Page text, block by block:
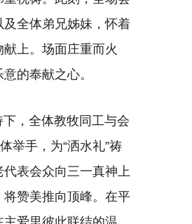
全体弟兄姊妹，怀着
上。场面庄重而火
的奉献之心。
，全体教牧同工与会
举手，为“洒水礼”祷
表会众向三一真神上
赞美推向顶峰。在平